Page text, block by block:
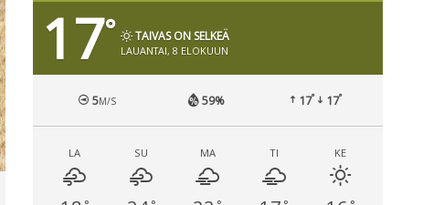
17° TAIVAS ON SELKEÄ
LAUANTAI, 8 ELOKUUN
5M/S 59% 17° 17°
LA SU MA TI KE